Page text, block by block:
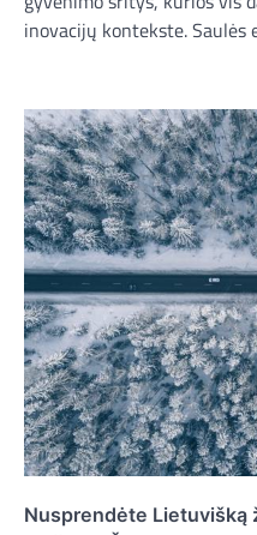
inovacijų kontekste.
Nusprendėte Lietuvišką